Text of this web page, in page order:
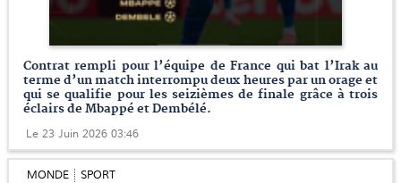
Contrat rempli pour l’équipe de France qui bat l’Irak au
terme d’un match interrompu deux heures par un orage et
qui se qualifie pour les seizièmes de finale grâce à trois
éclairs de Mbappé et Dembélé.
Le 23 Juin 2026 03:46
MONDE SPORT